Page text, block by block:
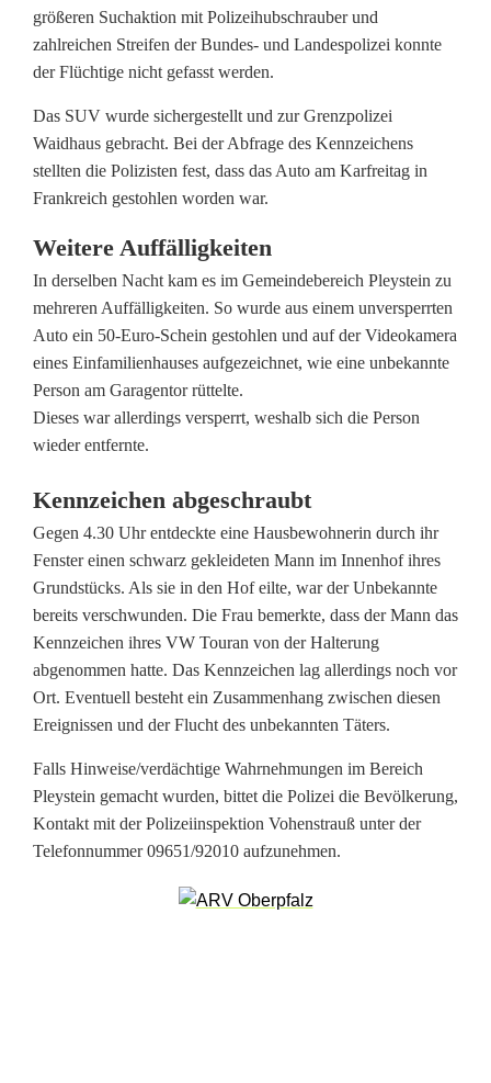
z
e
i
s
u
c
h
t
f
l
ü
h
t
i
g
e
n
F
a
h
größeren Suchaktion mit Polizeihubschrauber und
zahlreichen Streifen der Bundes- und Landespolizei konnte
der Flüchtige nicht gefasst werden.
Das SUV wurde sichergestellt und zur Grenzpolizei
Waidhaus gebracht. Bei der Abfrage des Kennzeichens
stellten die Polizisten fest, dass das Auto am Karfreitag in
Frankreich gestohlen worden war.
Weitere Auffälligkeiten
In derselben Nacht kam es im Gemeindebereich Pleystein zu
mehreren Auffälligkeiten. So wurde aus einem unversperrten
Auto ein 50-Euro-Schein gestohlen und auf der Videokamera
eines Einfamilienhauses aufgezeichnet, wie eine unbekannte
Person am Garagentor rüttelte.
Dieses war allerdings versperrt, weshalb sich die Person
wieder entfernte.
Kennzeichen abgeschraubt
Gegen 4.30 Uhr entdeckte eine Hausbewohnerin durch ihr
Fenster einen schwarz gekleideten Mann im Innenhof ihres
Grundstücks. Als sie in den Hof eilte, war der Unbekannte
bereits verschwunden. Die Frau bemerkte, dass der Mann das
Kennzeichen ihres VW Touran von der Halterung
abgenommen hatte. Das Kennzeichen lag allerdings noch vor
Ort. Eventuell besteht ein Zusammenhang zwischen diesen
Ereignissen und der Flucht des unbekannten Täters.
Falls Hinweise/verdächtige Wahrnehmungen im Bereich
Pleystein gemacht wurden, bittet die Polizei die Bevölkerung,
Kontakt mit der Polizeiinspektion Vohenstrauß unter der
Telefonnummer 09651/92010 aufzunehmen.